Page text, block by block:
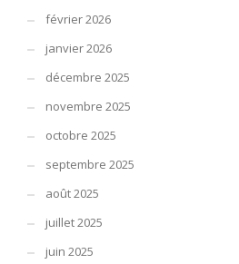
février 2026
janvier 2026
décembre 2025
novembre 2025
octobre 2025
septembre 2025
août 2025
juillet 2025
juin 2025